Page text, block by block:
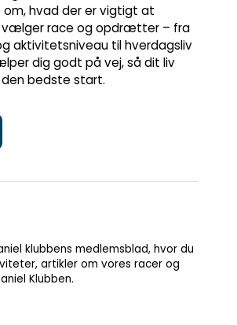
om, hvad der er vigtigt at
vælger race og opdrætter – fra
aktivitetsniveau til hverdagsliv
dig godt på vej, så dit liv
bedste start.
klubbens medlemsblad, hvor du
artikler om vores racer og
Klubben.